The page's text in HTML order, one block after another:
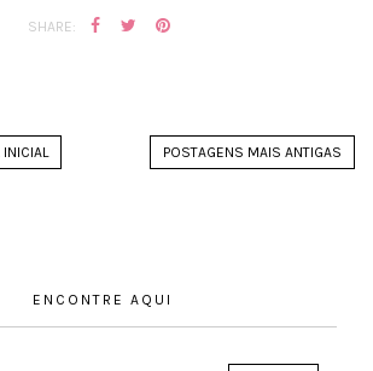
SHARE:
POSTAGENS MAIS ANTIGAS
ENCONTRE AQUI